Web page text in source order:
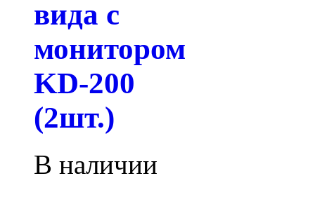
вида с
монитором
KD-200
(2шт.)
В наличии